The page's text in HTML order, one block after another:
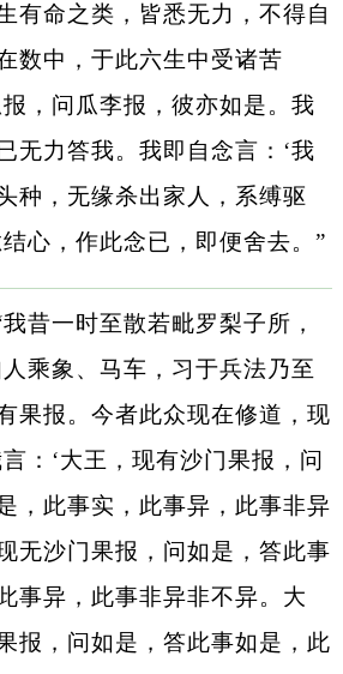
有命之类，皆悉无力，不得自
数中，于此六生中受诸苦
，问瓜李报，彼亦如是。我
无力答我。我即自念言：‘我
种，无缘杀出家人，系缚驱
心，作此念已，即便舍去。”
昔一时至散若毗罗梨子所，
乘象、马车，习于兵法乃至
果报。今者此众现在修道，现
：‘大王，现有沙门果报，问
，此事实，此事异，此事非异
无沙门果报，问如是，答此事
事异，此事非异非不异。大
报，问如是，答此事如是，此